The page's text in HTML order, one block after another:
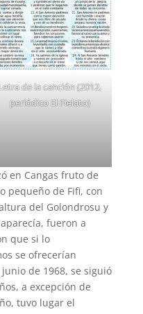
de la canción (2012,
periódico El Fielato)
en Cangas fruto de
pequeño de Fifi, con
del Golondrosu y
fueron a
que si lo
se ofrecerían
de 1968, se siguió
a excepción de
tuvo lugar el